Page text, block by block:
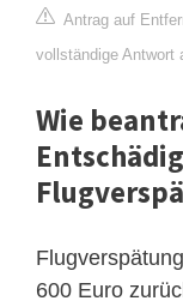
Antrag auf
vollständige Antwort
Wie
600 Euro